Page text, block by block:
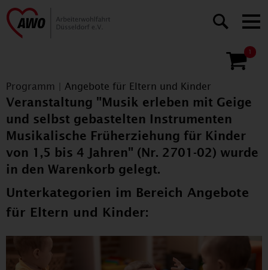
1
Programm Angebote für Eltern und Kinder
Veranstaltung "Musik erleben mit Geige
und selbst gebastelten Instrumenten
Musikalische Früherziehung für Kinder
von 1,5 bis 4 Jahren" (Nr. 2701-02) wurde
in den Warenkorb gelegt.
Unterkategorien im Bereich Angebote
für Eltern und Kinder: